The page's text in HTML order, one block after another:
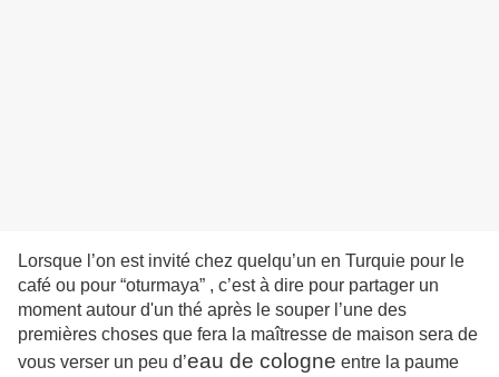
Lorsque l’on est invité chez quelqu’un en Turquie pour le
café ou pour “oturmaya” , c’est à dire pour partager un
moment autour d'un thé après le souper l’une des
premières choses que fera la maîtresse de maison sera de
vous verser un peu d’eau de cologne entre la paume